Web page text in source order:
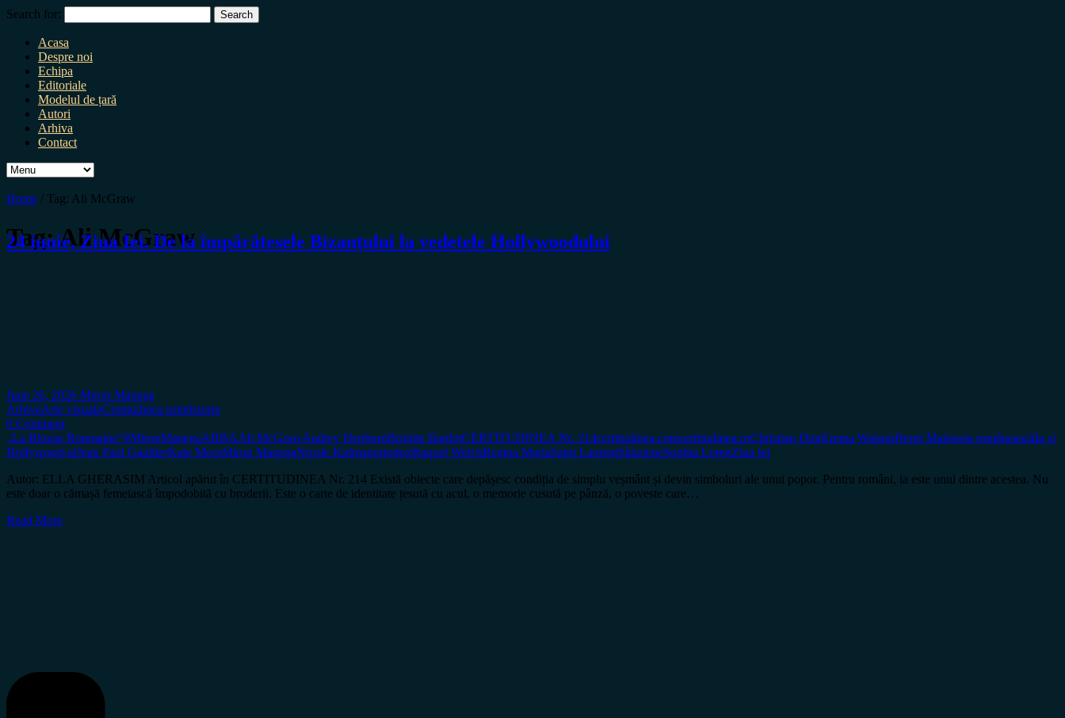
Search for:
Acasa
Despre noi
Echipa
Editoriale
Modelul de țară
Autori
Arhiva
Contact
Home / Tag: Ali McGraw
Tag:Ali McGraw
24 iunie, Ziua Iei. De la împărătesele Bizanțului la vedetele Hollywoodului
June 26, 2026 Miron Manega
ArhivaArte vizualeCertitudinea printIstorie
0 Comment
„La Blouse Roumaine”#MironManegaABBAAli McGrawAudrey HepburnBrigitte BardotCERTITUDINEA Nr. 214certitudinea.comcertitudinea.roChristian DiorEmma WatsonHenri Matisseia româneascăIa și
Hollywood-ulJean Paul GaultierKate MossMiron ManegaNicole KidmanortodoxRaquel WelchRegina MariaSaint LaurentSânzieneSophia LorenZiua Iei
Autor: ELLA GHERASIM Articol apărut în CERTITUDINEA Nr. 214 Există obiecte care depășesc condiția de simplu veșmânt și devin simboluri ale unui popor. Pentru români, ia este unul dintre acestea. Nu
este doar o cămașă femeiască împodobită cu broderii. Este o carte de identitate țesută cu acul, o memorie cusută pe pânză, o poveste care…
Read More